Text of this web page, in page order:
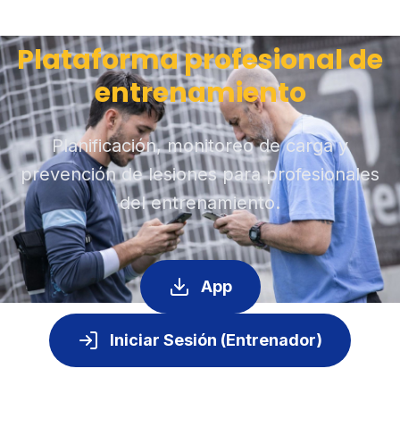
Plataforma profesional de
entrenamiento
Planificación, monitoreo de carga y
prevención de lesiones para profesionales
del entrenamiento.
App
Iniciar Sesión (Entrenador)